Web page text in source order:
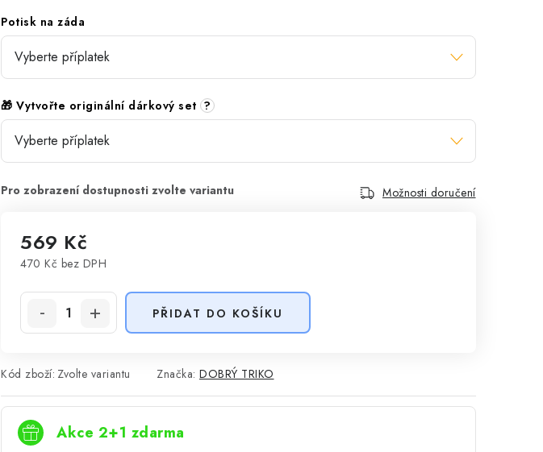
Potisk na záda
🎁 Vytvořte originální dárkový set ?
Možnosti doručení
569 Kč
470 Kč bez DPH
PŘIDAT DO KOŠÍKU
Kód zboží: Zvolte variantu Značka: DOBRÝ TRIKO
Akce 2+1 zdarma